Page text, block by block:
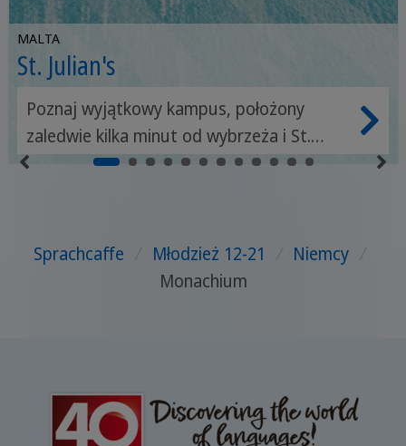
MALTA
St. Julian's
Poznaj wyjątkowy kampus, położony
zaledwie kilka minut od wybrzeża i St.
Julians.
Sprachcaffe Młodzież 12-21 Niemcy
Monachium